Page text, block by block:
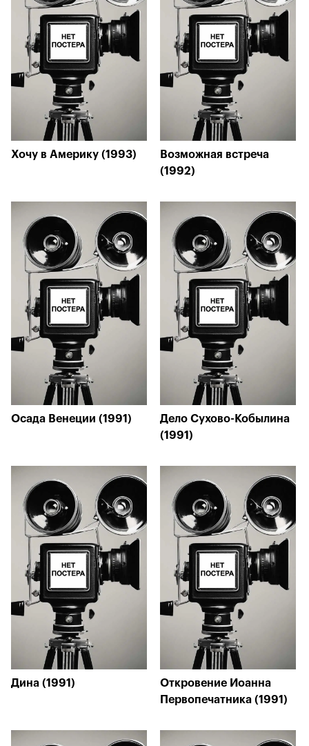
Хочу в Америку (1993)
Возможная встреча
(1992)
Осада Венеции (1991)
Дело Сухово-Кобылина
(1991)
Дина (1991)
Откровение Иоанна
Первопечатника (1991)